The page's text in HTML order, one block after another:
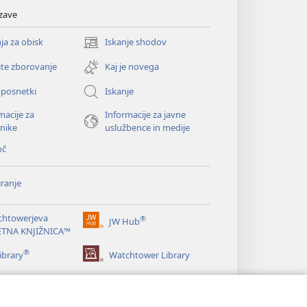
za obisk Iskanje shodov
(odpre
novo
okno)
zborovanje
Kaj je novega
Iskanje
za
Informacije za javne
uslužbence in medije
KNJIŽNICA™
JW Hub®
(odpre
okno)
® Watchtower Library